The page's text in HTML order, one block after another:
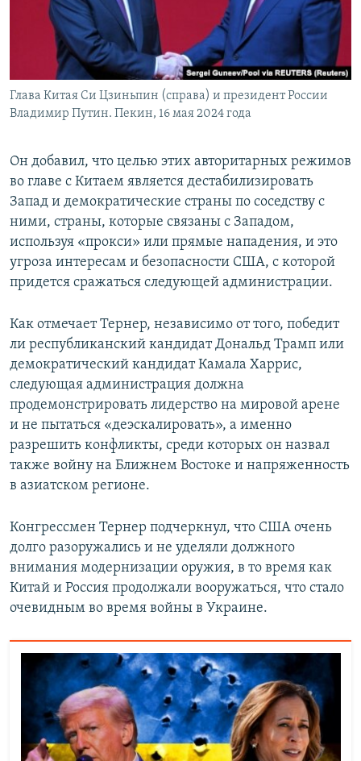
Глава Китая Си Цзиньпин (справа) и президент России
Владимир Путин. Пекин, 16 мая 2024 года
Он добавил, что целью этих авторитарных режимов
во главе с Китаем является дестабилизировать
Запад и демократические страны по соседству с
ними, страны, которые связаны с Западом,
используя «прокси» или прямые нападения, и это
угроза интересам и безопасности США, с которой
придется сражаться следующей администрации.
Как отмечает Тернер, независимо от того, победит
ли республиканский кандидат Дональд Трамп или
демократический кандидат Камала Харрис,
следующая администрация должна
продемонстрировать лидерство на мировой арене
и не пытаться «деэскалировать», а именно
разрешить конфликты, среди которых он назвал
также войну на Ближнем Востоке и напряженность
в азиатском регионе.
Конгрессмен Тернер подчеркнул, что США очень
долго разоружались и не уделяли должного
внимания модернизации оружия, в то время как
Китай и Россия продолжали вооружаться, что стало
очевидным во время войны в Украине.